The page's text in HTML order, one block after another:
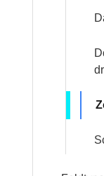
Workshops
Community